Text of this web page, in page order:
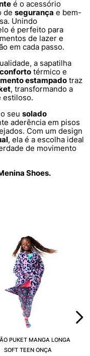
é o acessório
de segurança e bem-
Unindo
é perfeito para
de lazer e
em cada passo.
a sapatilha
conforto térmico e
estampado traz
, transformando a
estiloso.
seu solado
aderência em pisos
Com um design
, ela é a escolha ideal
de movimento
Shoes.
PUKET MANGA LONGA
SOFT TEEN ONÇA